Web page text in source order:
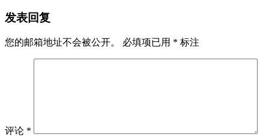
发表回复
您的邮箱地址不会被公开。 必填项已用 * 标注
评论 *